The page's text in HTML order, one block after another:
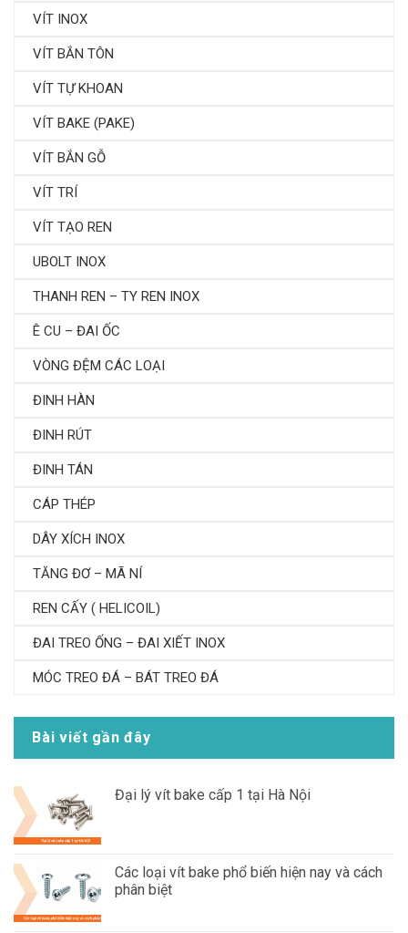
VÍT INOX
VÍT BẮN TÔN
VÍT TỰ KHOAN
VÍT BAKE (PAKE)
VÍT BẮN GỖ
VÍT TRÍ
VÍT TẠO REN
UBOLT INOX
THANH REN – TY REN INOX
Ê CU – ĐAI ỐC
VÒNG ĐỆM CÁC LOẠI
ĐINH HÀN
ĐINH RÚT
ĐINH TÁN
CÁP THÉP
DÂY XÍCH INOX
TĂNG ĐƠ – MÃ NÍ
REN CẤY ( HELICOIL)
ĐAI TREO ỐNG – ĐAI XIẾT INOX
MÓC TREO ĐÁ – BÁT TREO ĐÁ
Bài viết gần đây
Đại lý vít bake cấp 1 tại Hà Nội
Các loại vít bake phổ biến hiện nay và cách
phân biệt